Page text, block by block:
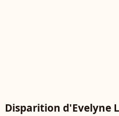
Disparition d'Evelyne